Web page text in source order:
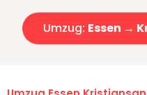
Umzug: Essen →